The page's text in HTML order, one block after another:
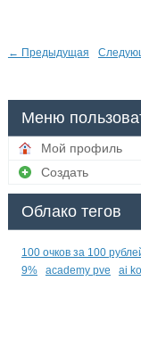
← Предыдущая
Меню
Мой профиль
Создать
Облако тегов
100 очков за 100
9%
academy pve ai